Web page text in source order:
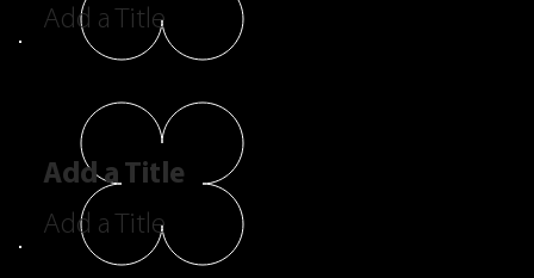
Add a Title
Add a Title
Add a Title